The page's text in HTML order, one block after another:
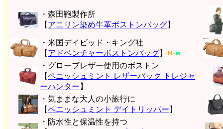
・森田鞄製作所
【 アニリン染め牛革ボストンバッグ】
・米国デイビッド・キング社
【 アドベンチャーボストンバッグ】
・グローブレザー使用のボストン
【ペニッシュミント レザーバック トレジャ
ーハンター 】
・気ままな大人の小旅行に
【ペニッシュミント デイトリッパー 】
・防水性と保温性を持つ